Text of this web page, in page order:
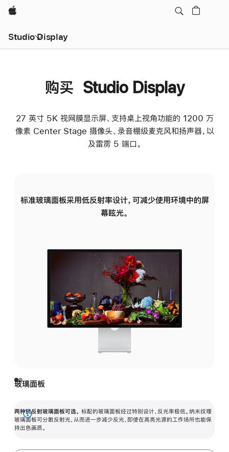
Apple
Studio Display
购买 Studio Display
27 英寸 5K 视网膜显示屏、支持桌上视角功能的 1200 万
像素 Center Stage 摄像头、录音棚级麦克风和扬声器，以
及雷雳 5 端口。
标准玻璃面板采用低反射率设计，可减少使用环境中的屏
幕眩光。
玻璃面板
两种抗反射玻璃面板可选。 标配的玻璃面板经过特别设计，反光率极低。纳米纹理
玻璃面板可分散反射光，从而进一步减少反光，即使在高亮光源的工作场所也能保
持出色画质。
展
开